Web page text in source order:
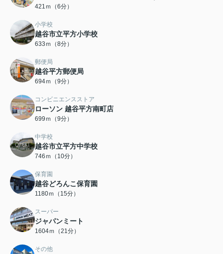
421ｍ（6分）
小学校
越谷市立平方小学校
633ｍ（8分）
郵便局
越谷平方郵便局
694ｍ（9分）
コンビニエンスストア
ローソン 越谷平方南町店
699ｍ（9分）
中学校
越谷市立平方中学校
746ｍ（10分）
保育園
越谷どろんこ保育園
1180ｍ（15分）
スーパー
ジャパンミート
1604ｍ（21分）
その他